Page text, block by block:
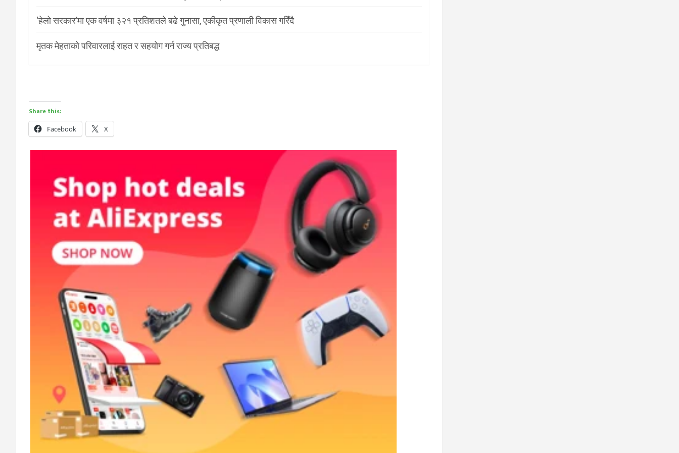
‘हेलो सरकार’मा एक वर्षमा ३२१ प्रतिशतले बढे गुनासा, एकीकृत प्रणाली विकास गरिँदै
मृतक मेहताको परिवारलाई राहत र सहयोग गर्न राज्य प्रतिबद्ध
Share this:
Facebook X